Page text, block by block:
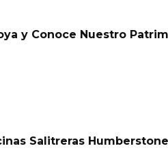
y Conoce Nuestro
Salitreras